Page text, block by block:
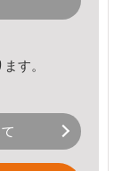
す。